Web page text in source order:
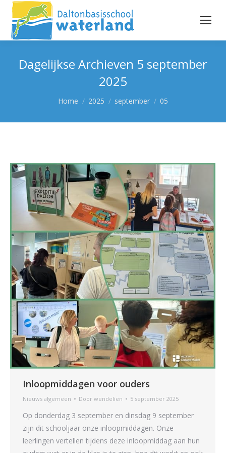
Dagelijkse Archieven 5 september
2025
Je bent hier:
Home 2025 september 05
Inloopmiddagen voor ouders
Nieuws algemeen Door wendelien 5 september 2025
Op donderdag 3 september en dinsdag 9 september
zijn dit schooljaar onze inloopmiddagen. Onze
leerlingen vertellen tijdens deze inloopmiddag aan hun